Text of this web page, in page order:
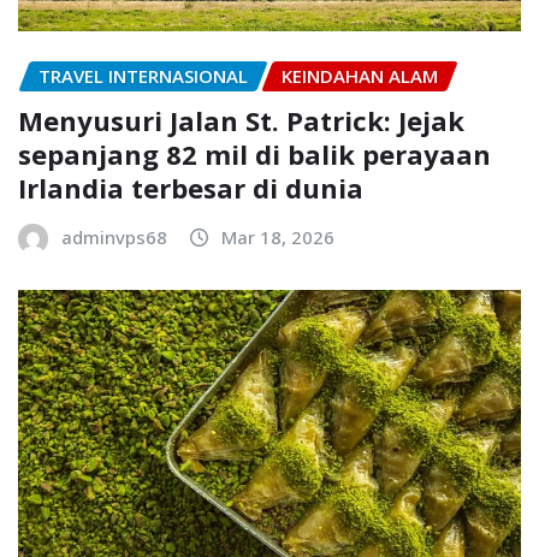
TRAVEL INTERNASIONAL KEINDAHAN ALAM
Menyusuri Jalan St. Patrick: Jejak
sepanjang 82 mil di balik perayaan
Irlandia terbesar di dunia
adminvps68 Mar 18, 2026